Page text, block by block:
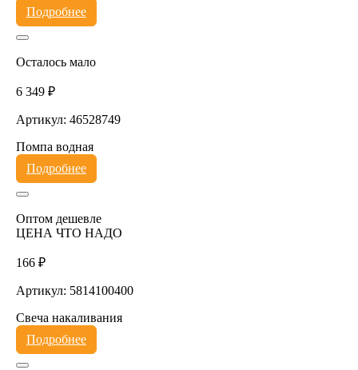
Подробнее
Осталось мало
6 349 ₽
Артикул: 46528749
Помпа водная
Подробнее
Оптом дешевле
ЦЕНА ЧТО НАДО
166 ₽
Артикул: 5814100400
Свеча накаливания
Подробнее